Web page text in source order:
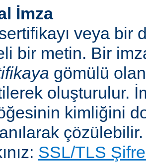
İmza
veya bir
bir metin. Bir
gömülü
oluşturulur.
kimliğini
çözülebilir.
SSL/TLS